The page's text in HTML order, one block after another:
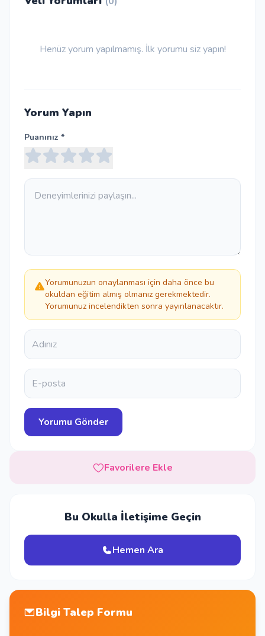
Henüz yorum yapılmamış. İlk yorumu siz yapın!
Yorum Yapın
Puanınız *
Yorumunuzun onaylanması için daha önce bu
okuldan eğitim almış olmanız gerekmektedir.
Yorumunuz incelendikten sonra yayınlanacaktır.
Favorilere Ekle
Bu Okulla İletişime Geçin
Hemen Ara
Bilgi Talep Formu